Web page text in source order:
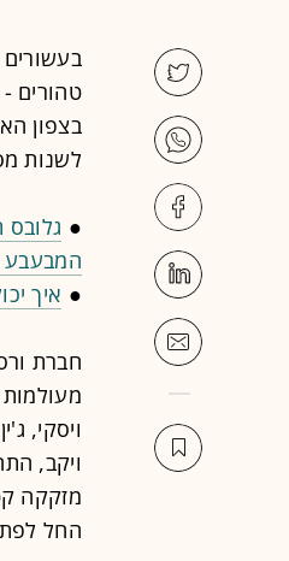
טהורים
בצפון
לשנות
● גלובס
המבעבע
● איך
חברת
ויסקי,
ויקב,
מזקקה
החל